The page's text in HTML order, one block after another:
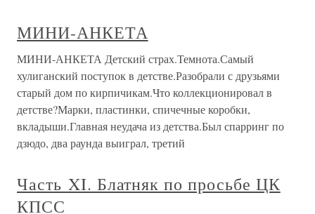
МИНИ-АНКЕТА
МИНИ-АНКЕТА Детский страх.Темнота.Самый
хулиганский поступок в детстве.Разобрали с друзьями
старый дом по кирпичикам.Что коллекционировал в
детстве?Марки, пластинки, спичечные коробки,
вкладыши.Главная неудача из детства.Был спарринг по
дзюдо, два раунда выиграл, третий
Часть XI. Блатняк по просьбе ЦК
КПСС